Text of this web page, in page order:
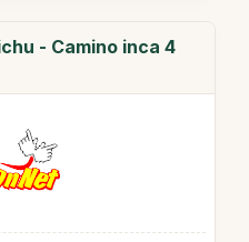
- Camino inca 4